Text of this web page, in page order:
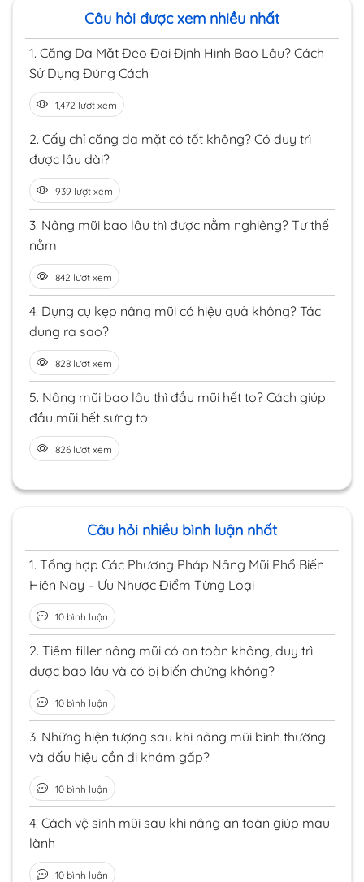
Câu hỏi được xem nhiều nhất
1. Căng Da Mặt Đeo Đai Định Hình Bao Lâu? Cách
Sử Dụng Đúng Cách
1,472 lượt xem
2. Cấy chỉ căng da mặt có tốt không? Có duy trì
được lâu dài?
939 lượt xem
3. Nâng mũi bao lâu thì được nằm nghiêng? Tư thế
nằm
842 lượt xem
4. Dụng cụ kẹp nâng mũi có hiệu quả không? Tác
dụng ra sao?
828 lượt xem
5. Nâng mũi bao lâu thì đầu mũi hết to? Cách giúp
đầu mũi hết sưng to
826 lượt xem
Câu hỏi nhiều bình luận nhất
1. Tổng hợp Các Phương Pháp Nâng Mũi Phổ Biến
Hiện Nay – Ưu Nhược Điểm Từng Loại
10 bình luận
2. Tiêm filler nâng mũi có an toàn không, duy trì
được bao lâu và có bị biến chứng không?
10 bình luận
3. Những hiện tượng sau khi nâng mũi bình thường
và dấu hiệu cần đi khám gấp?
10 bình luận
4. Cách vệ sinh mũi sau khi nâng an toàn giúp mau
lành
10 bình luận